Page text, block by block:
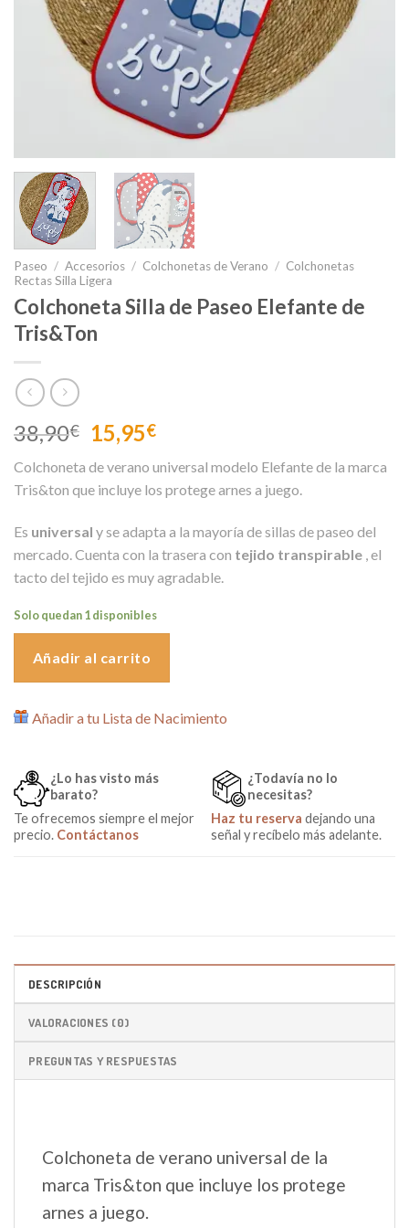
Paseo / Accesorios / Colchonetas de Verano / Colchonetas
Rectas Silla Ligera
Colchoneta Silla de Paseo Elefante de
Tris&Ton
38,90€
El
precio
original
era:
15,95€El
actual
es:
Colchoneta de verano universal modelo Elefante de la marca
Tris&ton que incluye los protege arnes a juego.
Es universal y se adapta a la mayoría de sillas de paseo del
mercado. Cuenta con la trasera con tejido transpirable , el
tacto del tejido es muy agradable.
Solo quedan 1 disponibles
Añadir al carrito
Añadir a tu Lista de Nacimiento
¿Lo has visto más
barato?
Te ofrecemos siempre el mejor
precio. Contáctanos
¿Todavía no lo
necesitas?
Haz tu reserva dejando una
señal y recíbelo más adelante.
DESCRIPCIÓN
VALORACIONES (0)
PREGUNTAS Y RESPUESTAS
Colchoneta de verano universal de la
marca Tris&ton que incluye los protege
arnes a juego.